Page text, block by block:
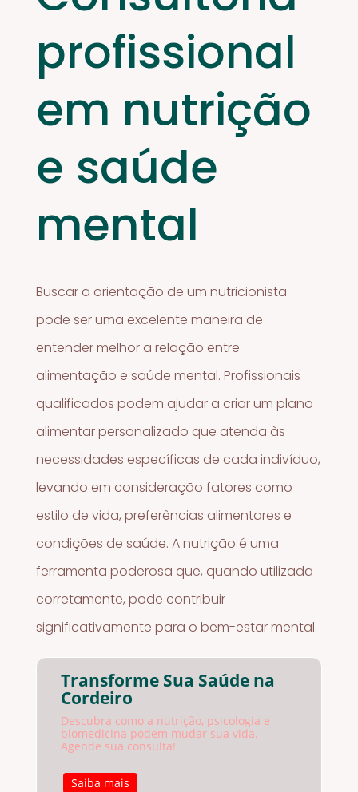
profissional
em nutrição
e saúde
mental
Buscar a orientação de um nutricionista
pode ser uma excelente maneira de
entender melhor a relação entre
alimentação e saúde mental. Profissionais
qualificados podem ajudar a criar um plano
alimentar personalizado que atenda às
necessidades específicas de cada indivíduo,
levando em consideração fatores como
estilo de vida, preferências alimentares e
condições de saúde. A nutrição é uma
ferramenta poderosa que, quando utilizada
corretamente, pode contribuir
significativamente para o bem-estar mental.
Transforme Sua Saúde na
Cordeiro
Descubra como a nutrição, psicologia e
biomedicina podem mudar sua vida.
Agende sua consulta!
Saiba mais